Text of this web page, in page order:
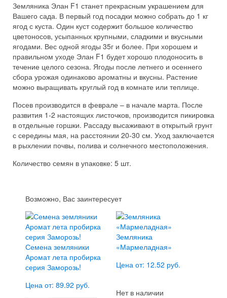
Земляника Элан F1 станет прекрасным украшением для
Вашего сада. В первый год посадки можно собрать до 1 кг
ягод с куста. Один куст содержит большое количество
цветоносов, усыпанных крупными, сладкими и вкусными
ягодами. Вес одной ягоды 35г и более. При хорошем и
правильном уходе Элан F1 будет хорошо плодоносить в
течение целого сезона. Ягоды после летнего и осеннего
сбора урожая одинаково ароматны и вкусны. Растение
можно выращивать круглый год в комнате или теплице.
Посев производится в феврале – в начале марта. После
развития 1-2 настоящих листочков, производится пикировка
в отдельные горшки. Рассаду высаживают в открытый грунт
с середины мая, на расстоянии 20-30 см. Уход заключается
в рыхлении почвы, полива и солнечного местоположения.
Количество семян в упаковке: 5 шт.
Возможно, Вас заинтересует
Семена земляники
Аромат лета пробирка
серия Заморозь!
Цена от: 89.92 руб.
Земляника
«Мармеладная»
Цена от: 12.52 руб.
Нет в наличии